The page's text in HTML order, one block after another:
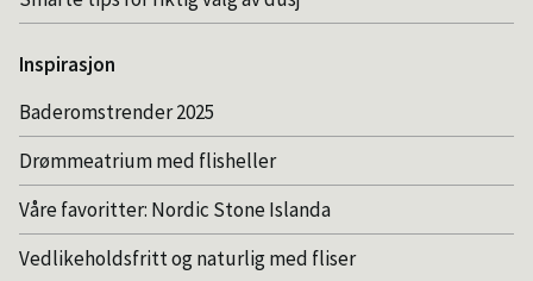
Inspirasjon
Baderomstrender 2025
Drømmeatrium med flisheller
Våre favoritter: Nordic Stone Islanda
Vedlikeholdsfritt og naturlig med fliser